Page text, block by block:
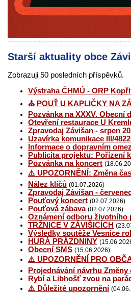
Starší aktuality obce
Zobrazuji 50 posledních příspěvků.
Výstraha ČHMÚ - ORP
⛪ POUŤ U KAPLIČKY NA
Pozvánka na XXXV. Obecní
Otevření restaurace U
Zpravodaj Závišan - srpen
Uzavírka komunikace III/
Informace o dopravním
Publicita projektu: Pořízení
Pozvánka na koncert
⚠️ UPOZORNĚNÍ: Změna
Nález klíčů (01.07.2026)
Zpravodaj Závišan -
Pouťový koncert (02.07.2026)
Pouťová zábava (02.07.2026)
Oznámení odboru životního
TRŽNICE V ZÁVIŠICÍCH
Výsledky soutěže Vesnice
HURÁ PRÁZDNINY
Obecní SMS (15.06.2026)
⚠️ UPOZORNĚNÍ PRO
Projednávání návrhu
Rybí a Libhošť zvou na
⚠️ Důležité upozornění